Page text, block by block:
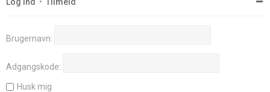
Brugernavn:
Adgangskode:
Husk mig